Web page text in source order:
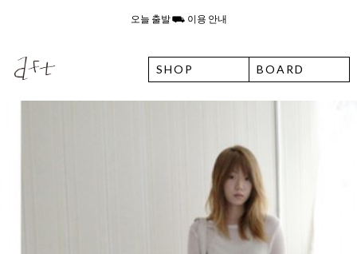
8월 6일 목요일 입고예정일 안내
SHOP BOARD